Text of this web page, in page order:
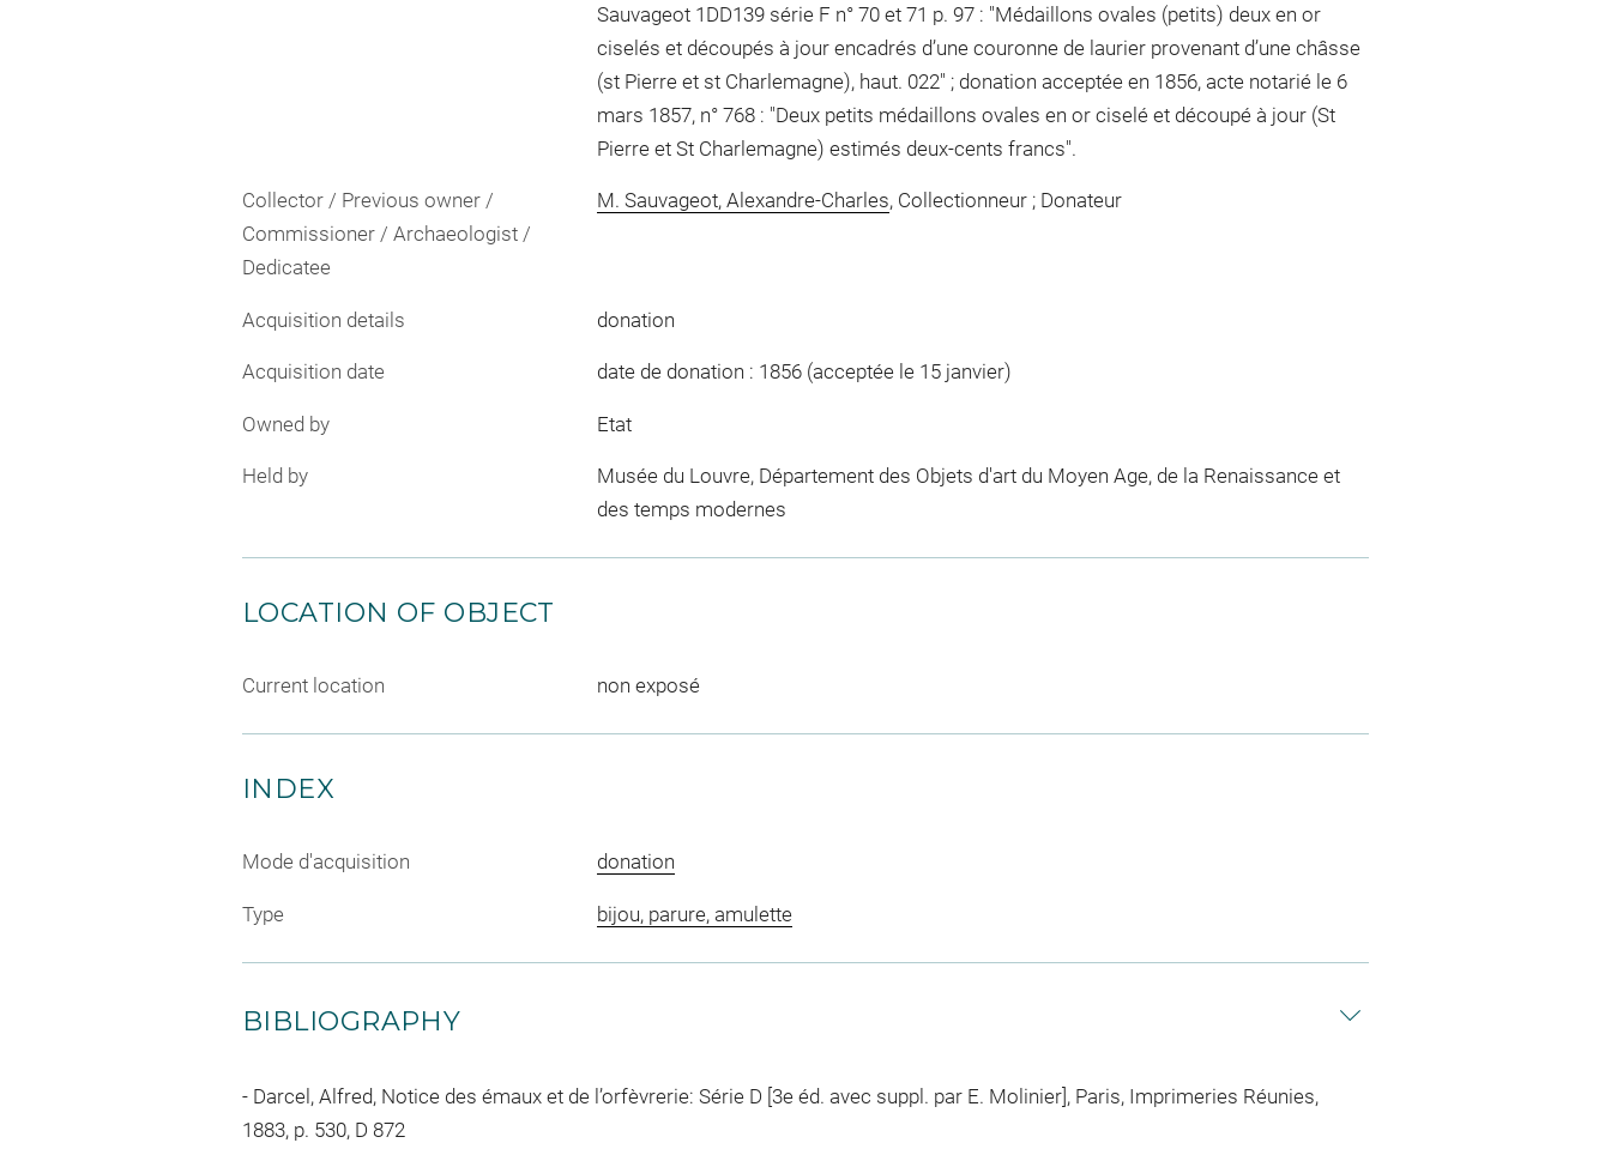
Sauvageot 1DD139 série F n° 70 et 71 p. 97 : "Médaillons ovales (petits) deux en or
ciselés et découpés à jour encadrés d’une couronne de laurier provenant d’une châsse
(st Pierre et st Charlemagne), haut. 022" ; donation acceptée en 1856, acte notarié le 6
mars 1857, n° 768 : "Deux petits médaillons ovales en or ciselé et découpé à jour (St
Pierre et St Charlemagne) estimés deux-cents francs".
Collector / Previous owner /
Commissioner / Archaeologist /
Dedicatee
M. Sauvageot, Alexandre-Charles, Collectionneur ; Donateur
Acquisition details donation
Acquisition date date de donation : 1856 (acceptée le 15 janvier)
Owned by Etat
Held by
Musée du Louvre, Département des Objets d'art du Moyen Age, de la Renaissance et
des temps modernes
LOCATION OF OBJECT
Current location non exposé
INDEX
Mode d'acquisition donation
Type bijou, parure, amulette
BIBLIOGRAPHY
Darcel, Alfred, Notice des émaux et de l’orfèvrerie: Série D [3e éd. avec suppl. par E. Molinier], Paris, Imprimeries Réunies,
1883, p. 530, D 872